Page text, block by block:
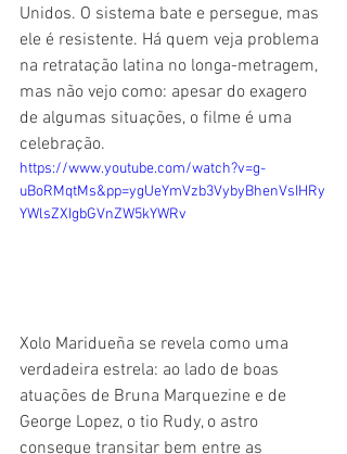
Unidos. O sistema bate e persegue, mas
ele é resistente. Há quem veja problema
na retratação latina no longa-metragem,
mas não vejo como: apesar do exagero
de algumas situações, o filme é uma
celebração.
https://www.youtube.com/watch?v=g-
uBoRMqtMs&pp=ygUeYmVzb3VybyBhenVsIHRy
YWlsZXIgbGVnZW5kYWRv
Xolo Maridueña se revela como uma
verdadeira estrela: ao lado de boas
atuações de Bruna Marquezine e de
George Lopez, o tio Rudy, o astro
consegue transitar bem entre as